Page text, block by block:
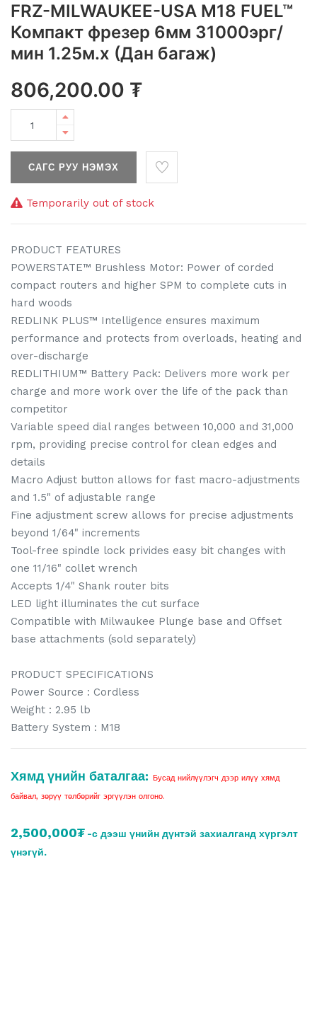
FRZ-MILWAUKEE-USA M18 FUEL™
Компакт фрезер 6мм 31000эрг/
мин 1.25м.х (Дан багаж)
806,200.00 ₮
САГС РУУ НЭМЭХ
Temporarily out of stock
PRODUCT FEATURES
POWERSTATE™ Brushless Motor: Power of corded
compact routers and higher SPM to complete cuts in
hard woods
REDLINK PLUS™ Intelligence ensures maximum
performance and protects from overloads, heating and
over-discharge
REDLITHIUM™ Battery Pack: Delivers more work per
charge and more work over the life of the pack than
competitor
Variable speed dial ranges between 10,000 and 31,000
rpm, providing precise control for clean edges and
details
Macro Adjust button allows for fast macro-adjustments
and 1.5" of adjustable range
Fine adjustment screw allows for precise adjustments
beyond 1/64" increments
Tool-free spindle lock privides easy bit changes with
one 11/16" collet wrench
Accepts 1/4" Shank router bits
LED light illuminates the cut surface
Compatible with Milwaukee Plunge base and Offset
base attachments (sold separately)
PRODUCT SPECIFICATIONS
Power Source : Cordless
Weight : 2.95 lb
Battery System : M18
Хямд үнийн баталгаа: Бусад нийлүүлэгч дээр илүү хямд
байвал, зөрүү төлбөрийг эргүүлэн олгоно.
2,500,000₮ -с дээш үнийн дүнтэй захиалганд хүргэлт
үнэгүй.